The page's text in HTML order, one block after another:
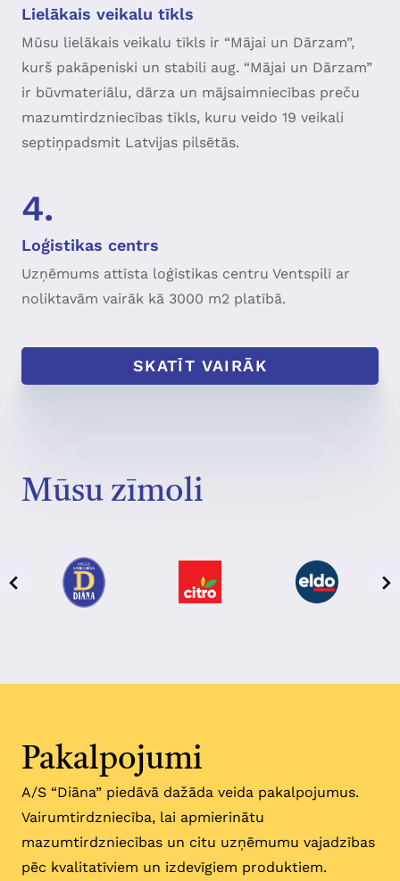
Lielākais veikalu tīkls
Mūsu lielākais veikalu tīkls ir “Mājai un Dārzam”,
kurš pakāpeniski un stabili aug. “Mājai un Dārzam”
ir būvmateriālu, dārza un mājsaimniecības preču
mazumtirdzniecības tīkls, kuru veido 19 veikali
septiņpadsmit Latvijas pilsētās.
4.
Loģistikas centrs
Uzņēmums attīsta loģistikas centru Ventspilī ar
noliktavām vairāk kā 3000 m2 platībā.
SKATĪT VAIRĀK
Mūsu zīmoli
Pakalpojumi
A/S “Diāna” piedāvā dažāda veida pakalpojumus.
Vairumtirdzniecība, lai apmierinātu
mazumtirdzniecības un citu uzņēmumu vajadzības
pēc kvalitatīviem un izdevīgiem produktiem.